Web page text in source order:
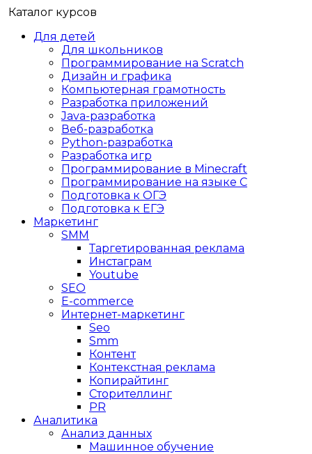
Каталог курсов
Для детей
Для школьников
Программирование на Scratch
Дизайн и графика
Компьютерная грамотность
Разработка приложений
Java-разработка
Веб-разработка
Python-разработка
Разработка игр
Программирование в Minecraft
Программирование на языке C
Подготовка к ОГЭ
Подготовка к ЕГЭ
Маркетинг
SMM
Таргетированная реклама
Инстаграм
Youtube
SEO
E-сommerce
Интернет-маркетинг
Seo
Smm
Контент
Контекстная реклама
Копирайтинг
Сторителлинг
PR
Аналитика
Анализ данных
Машинное обучение